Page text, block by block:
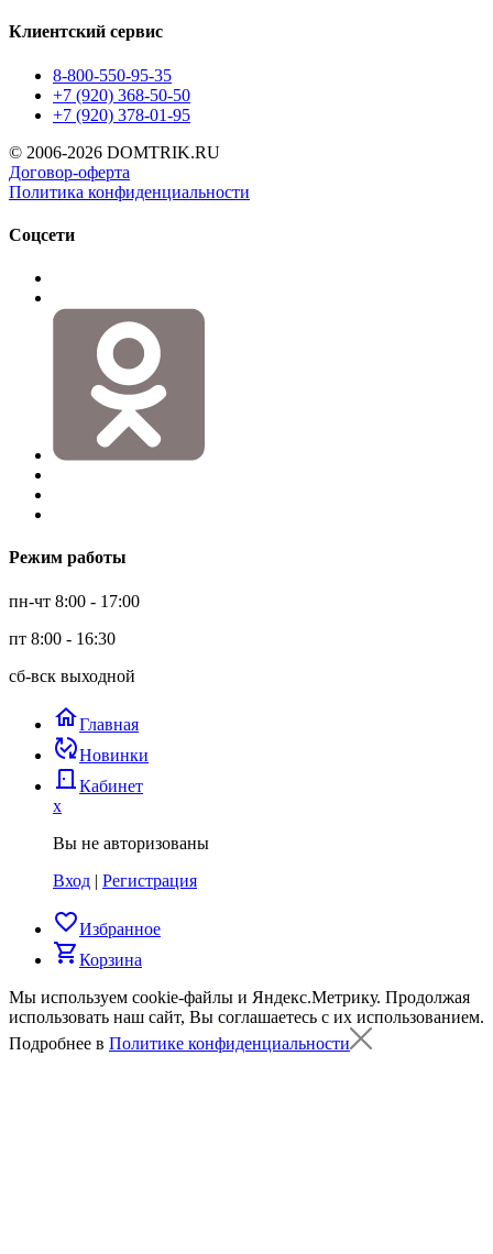
Клиентский сервис
8-800-550-95-35
+7 (920) 368-50-50
+7 (920) 378-01-95
© 2006-2026 DOMTRIK.RU
Договор-оферта
Политика конфиденциальности
Соцсети
Режим работы
пн-чт 8:00 - 17:00
пт 8:00 - 16:30
сб-вск выходной
homeГлавная
published_with_changesНовинки
door_back Кабинет
x
Вы не авторизованы
Вход | Регистрация
favorite_borderИзбранное
shopping_cartКорзина
Мы используем cookie-файлы и Яндекс.Метрику. Продолжая
использовать наш сайт, Вы соглашаетесь с их использованием.
Подробнее в Политике конфиденциальности